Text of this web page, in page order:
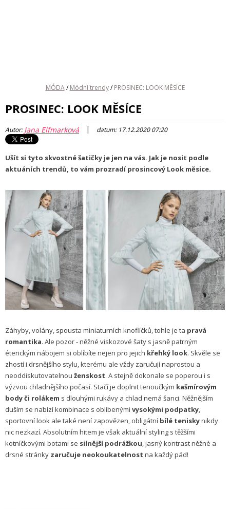
MÓDA / Módní trendy / PROSINEC: LOOK MĚSÍCE
PROSINEC: LOOK MĚSÍCE
Autor:Jana Elfmarková | datum: 17.12.2020 07:20
Ušít si tyto skvostné šatičky je jen na vás. Jak je nosit podle
aktuáních trendů, to vám prozradí prosincový Look měsice.
Záhyby, volány, spousta miniaturních knoflíčků, tohle je ta pravá
romantika. Ale pozor - něžné viskozové šaty s jasně patrným
éterickým nábojem si oblíbíte nejen pro jejich křehký look. Skvěle se
zhostí i drsnějšího stylu, kterému ale vždy zaručují naprostou a
neoddiskutovatelnou ženskost. A stejně dokonale se poperou i s
výzvou chladnějšího počasí. Stačí je doplnit tenoučkým kašmírovým
body či rolákem s dlouhými rukávy a chlad nemá šanci. Něžnějším
duším se nabízí kombinace s oblíbenými vysokými podpatky,
sportovní look ale také není zapovězen, obligátní bílé teniskynikdy
nic nezkazí. Absolutním hitem je však aktuální styling s těžšími
kotníčkovými botami se silnější podrážkou, jasný kontrast něžné a
drsné stránky zaručuje neokoukatelnost na každý pád!